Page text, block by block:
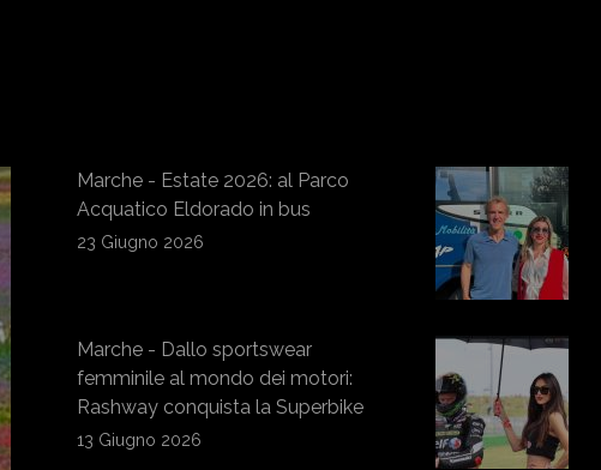
Marche - Estate 2026: al Parco
Acquatico Eldorado in bus
23 Giugno 2026
Marche - Dallo sportswear
femminile al mondo dei motori:
Rashway conquista la Superbike
13 Giugno 2026